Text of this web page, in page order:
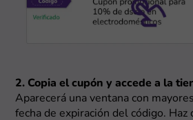
2. Copia el cupón y accede a la
Aparecerá una ventana con
fecha de expiración del código. Haz